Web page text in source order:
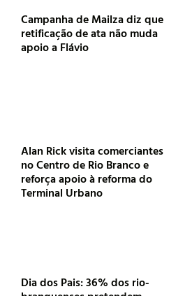
Campanha de Mailza diz que
retificação de ata não muda
apoio a Flávio
Alan Rick visita comerciantes
no Centro de Rio Branco e
reforça apoio à reforma do
Terminal Urbano
Dia dos Pais: 36% dos rio-